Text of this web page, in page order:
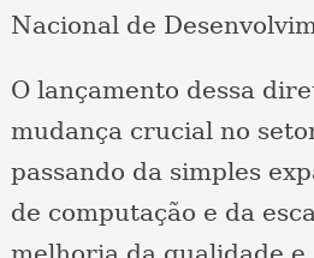
Nacional de
O lançamento dessa
mudança crucial no
passando da simples
de computação e da